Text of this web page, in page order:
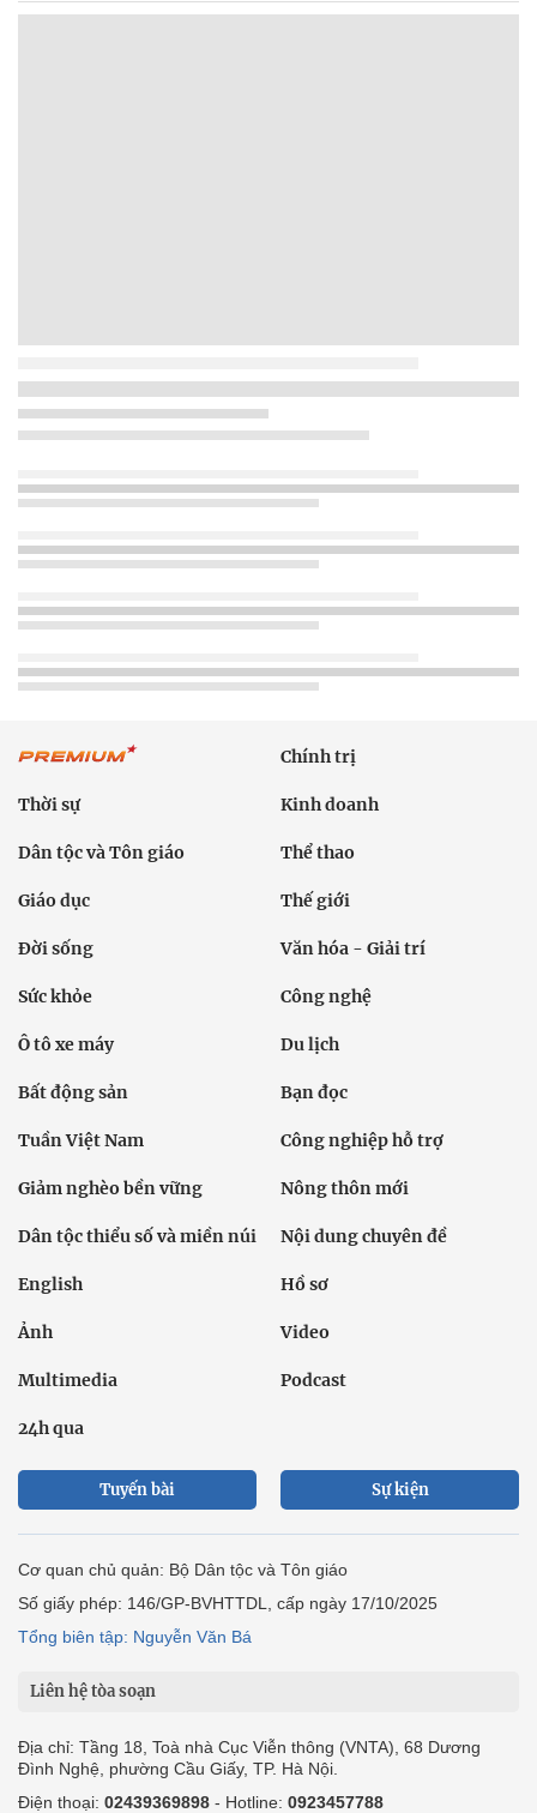
Chính trị
Thời sự Kinh doanh
Dân tộc và Tôn giáo Thể thao
Giáo dục Thế giới
Đời sống Văn hóa - Giải trí
Sức khỏe Công nghệ
Ô tô xe máy Du lịch
Bất động sản Bạn đọc
Tuần Việt Nam Công nghiệp hỗ trợ
Giảm nghèo bền vững Nông thôn mới
Dân tộc thiểu số và miền núi Nội dung chuyên đề
English Hồ sơ
Ảnh Video
Multimedia Podcast
24h qua
Tuyến bài Sự kiện
Cơ quan chủ quản: Bộ Dân tộc và Tôn giáo
Số giấy phép: 146/GP-BVHTTDL, cấp ngày 17/10/2025
Tổng biên tập: Nguyễn Văn Bá
Liên hệ tòa soạn
Địa chỉ: Tầng 18, Toà nhà Cục Viễn thông (VNTA), 68 Dương
Đình Nghệ, phường Cầu Giấy, TP. Hà Nội.
Điện thoại: 02439369898 - Hotline: 0923457788